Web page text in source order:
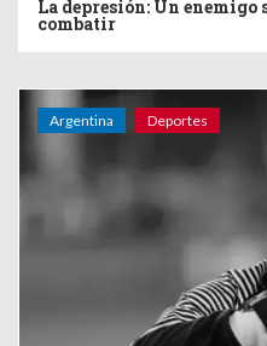
La depresión: Un enemigo
combatir
Argentina Deportes